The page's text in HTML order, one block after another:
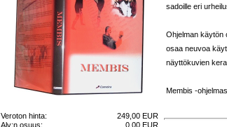
Veroton hinta:
249,00 EUR
Alv:n osuus:
0,00 EUR
sadoille eri
Ohjelman käytön
osaa neuvoa
näyttökuvien kera.
Membis -